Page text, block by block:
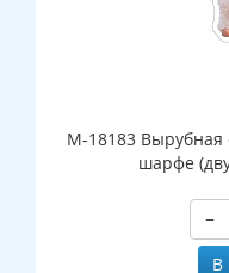
М-18183 Вырубная
шарфе
−
В